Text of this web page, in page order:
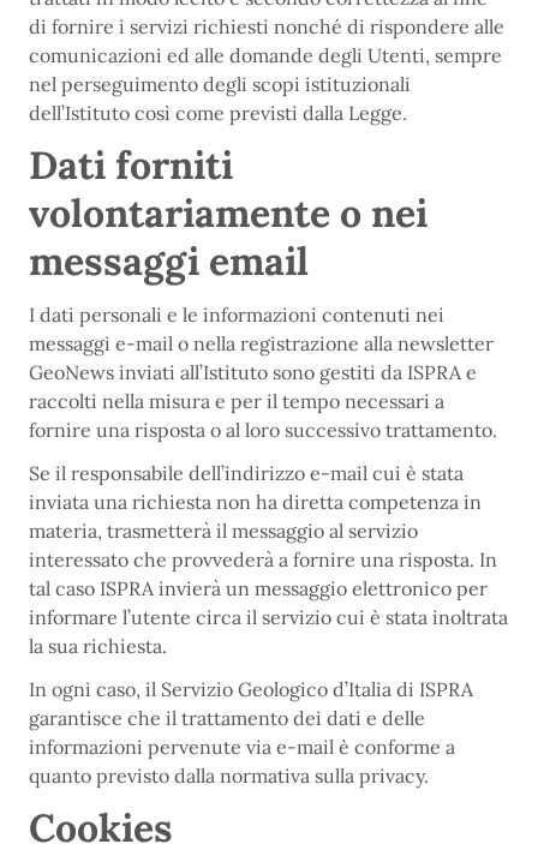
di fornire i servizi richiesti nonché di rispondere alle
comunicazioni ed alle domande degli Utenti, sempre
nel perseguimento degli scopi istituzionali
dell’Istituto così come previsti dalla Legge.
Dati forniti
volontariamente o nei
messaggi email
I dati personali e le informazioni contenuti nei
messaggi e-mail o nella registrazione alla newsletter
GeoNews inviati all’Istituto sono gestiti da ISPRA e
raccolti nella misura e per il tempo necessari a
fornire una risposta o al loro successivo trattamento.
Se il responsabile dell’indirizzo e-mail cui è stata
inviata una richiesta non ha diretta competenza in
materia, trasmetterà il messaggio al servizio
interessato che provvederà a fornire una risposta. In
tal caso ISPRA invierà un messaggio elettronico per
informare l’utente circa il servizio cui è stata inoltrata
la sua richiesta.
In ogni caso, il Servizio Geologico d’Italia di ISPRA
garantisce che il trattamento dei dati e delle
informazioni pervenute via e-mail è conforme a
quanto previsto dalla normativa sulla privacy.
Cookies